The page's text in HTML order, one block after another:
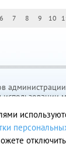
6 7 8 9 10
Создание